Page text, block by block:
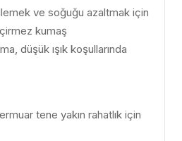
ve soğuğu azaltmak için
kumaş
düşük ışık koşullarında
tene yakın rahatlık için